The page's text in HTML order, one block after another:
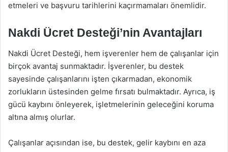
etmeleri ve başvuru tarihlerini kaçırmamaları önemlidir.
Nakdi Ücret Desteği’nin Avantajları
Nakdi Ücret Desteği, hem işverenler hem de çalışanlar için
birçok avantaj sunmaktadır. İşverenler, bu destek
sayesinde çalışanlarını işten çıkarmadan, ekonomik
zorlukların üstesinden gelme fırsatı bulmaktadır. Ayrıca, iş
gücü kaybını önleyerek, işletmelerinin geleceğini koruma
altına almış olurlar.
Çalışanlar açısından ise, bu destek, gelir kaybını en aza